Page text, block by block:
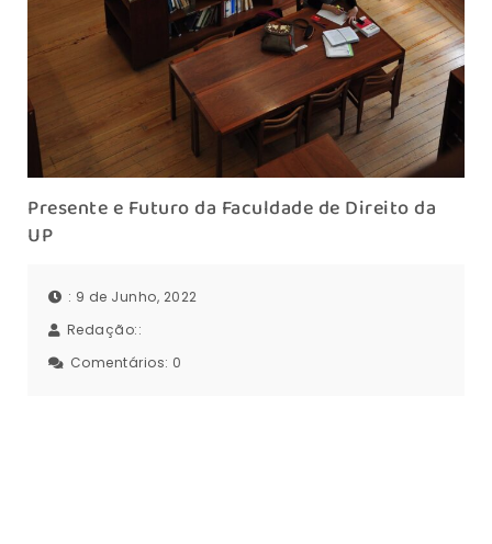
Presente e Futuro da Faculdade de Direito da
UP
: 9 de Junho, 2022
Redação::
Comentários: 0